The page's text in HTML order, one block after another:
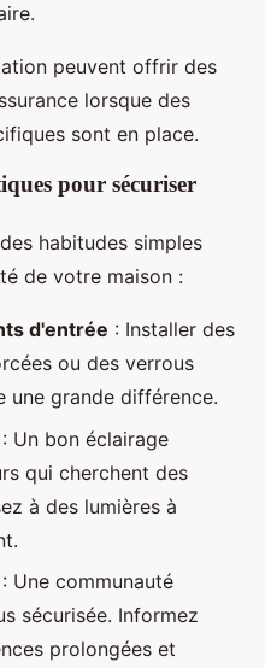
peuvent offrir des
lorsque des
sont en place.
pour sécuriser
habitudes simples
de votre maison :
d'entrée : Installer des
ou des verrous
une grande différence.
: Un bon éclairage
qui cherchent des
à des lumières à
: Une communauté
sécurisée. Informez
prolongées et